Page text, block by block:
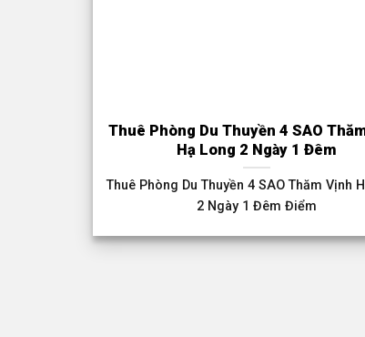
Thuê Phòng Du Thuyền 4 SAO
Hạ Long 2 Ngày 1 Đêm
Thuê Phòng Du Thuyền 4 SAO Thăm Vịnh
2 Ngày 1 Đêm Điểm